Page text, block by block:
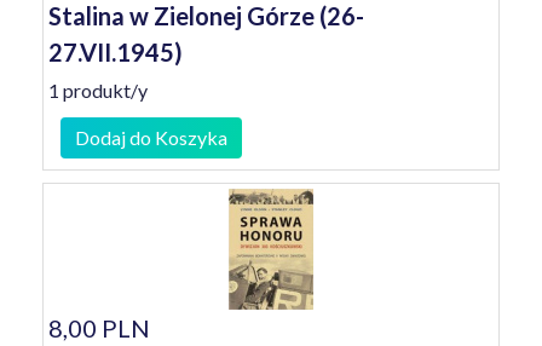
Stalina w Zielonej Górze (26-
27.VII.1945)
1 produkt/y
Dodaj do Koszyka
8,00 PLN